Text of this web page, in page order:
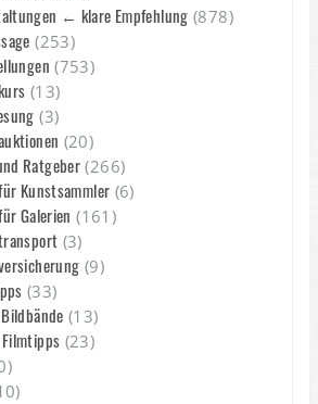
← klare Empfehlung (878)
(253)
(753)
(13)
(3)
(20)
Ratgeber (266)
Kunstsammler (6)
Galerien (161)
(3)
(9)
(33)
(13)
(23)